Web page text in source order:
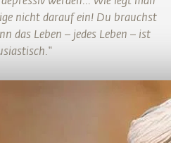
nicht darauf ein! Du brauchst
das Leben – jedes Leben – ist